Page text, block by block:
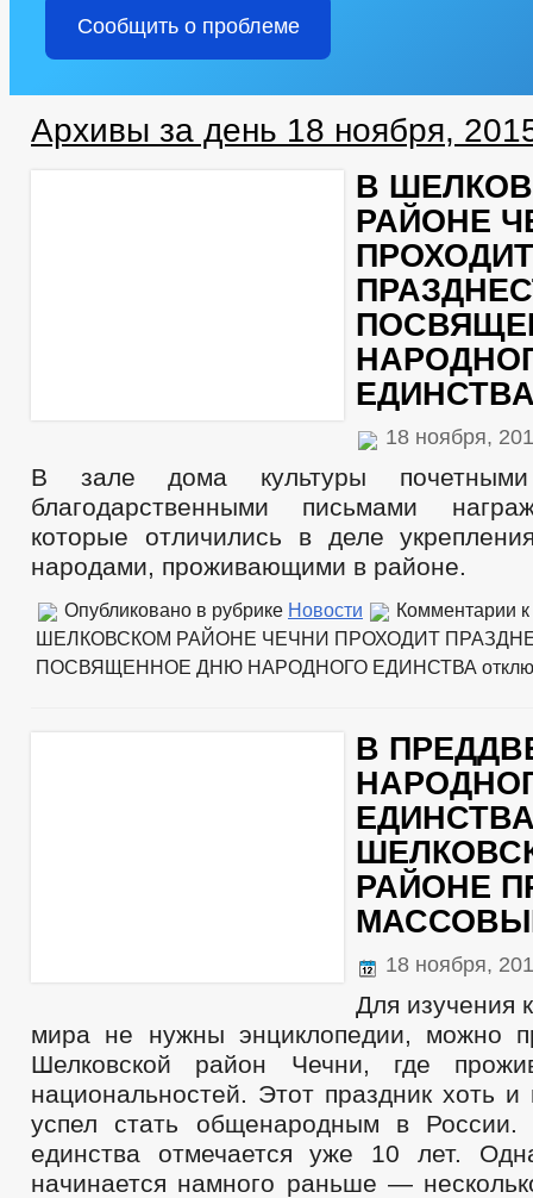
Сообщить о проблеме
Архивы за день 18 ноября,
В
РАЙОНЕ
ПРОХОДИТ
18 ноября,
В зале дома культуры
благодарственными письмами
которые отличились в деле
народами, проживающими в районе.
Опубликовано в рубрике Новости Комментарии
ШЕЛКОВСКОМ РАЙОНЕ ЧЕЧНИ ПРОХОДИТ
ПОСВЯЩЕННОЕ ДНЮ НАРОДНОГО ЕДИНСТВА
В
РАЙОНЕ
18 ноября,
Для изучения
мира не нужны энциклопедии, можно
Шелковской район Чечни, где
национальностей. Этот праздник хоть
успел стать общенародным в России.
единства отмечается уже 10 лет.
начинается намного раньше —